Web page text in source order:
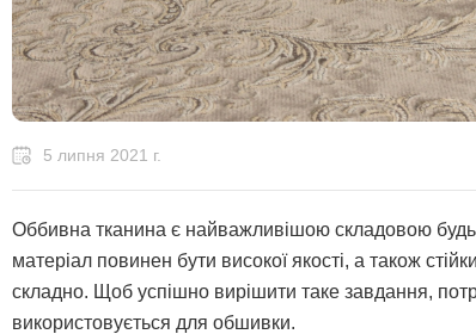
5 липня 2021 г.
Оббивна тканина є найважливішою складовою
матеріал повинен бути високої якості, а також
складно. Щоб успішно вирішити таке завдання,
використовується для обшивки.